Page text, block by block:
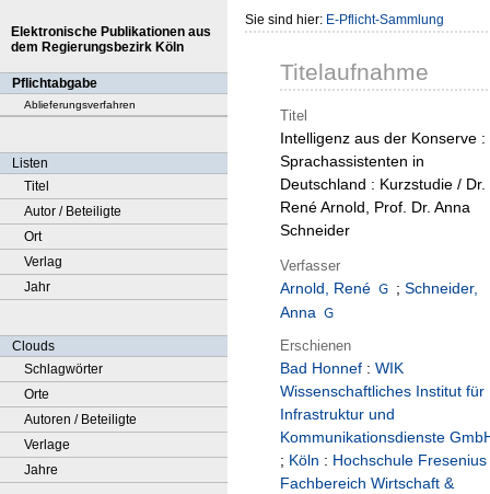
Elektronische Publikationen aus
dem Regierungsbezirk Köln
Pflichtabgabe
Ablieferungsverfahren
Listen
Titel
Autor / Beteiligte
Ort
Verlag
Jahr
Clouds
Schlagwörter
Orte
Autoren / Beteiligte
Verlage
Jahre
Sie sind hier: E-Pflicht-Sammlung
Titelaufnahme
Titel
Intelligenz aus der Konserve :
Sprachassistenten in
Deutschland : Kurzstudie / Dr.
René Arnold, Prof. Dr. Anna
Schneider
Verfasser
Arnold, René ; Schneider,
Anna
Erschienen
Bad Honnef : WIK
Wissenschaftliches Institut für
Infrastruktur und
Kommunikationsdienste
; Köln : Hochschule Fresenius
Fachbereich Wirtschaft &